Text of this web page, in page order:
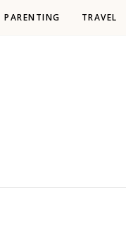
PARENTING TRAVEL